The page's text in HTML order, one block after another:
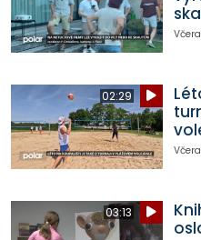
Včera
02:29
Včera
03:13